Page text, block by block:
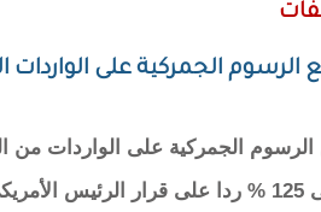
الجمركية على الواردات الأمريكية
الجمركية على الواردات من
"الجمعة" إلى 125 % ردا على قرار